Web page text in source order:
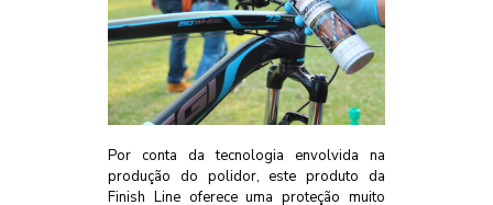
Por conta da tecnologia envolvida na
produção do polidor, este produto da
Finish Line oferece uma proteção muito